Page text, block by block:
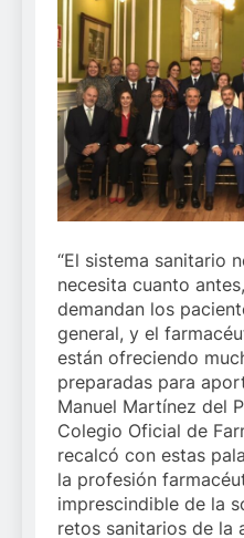
“El sistema sanitario
necesita cuanto
demandan los
general, y el
están ofreciendo
preparadas para
Manuel Martínez del
Colegio Oficial de
recalcó con estas
la profesión
imprescindible de la
retos sanitarios de la